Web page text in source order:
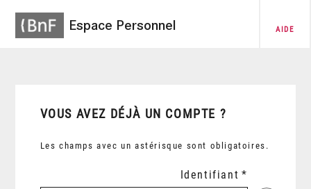
Espace Personnel AIDE
VOUS AVEZ DÉJÀ UN COMPTE ?
Les champs avec un astérisque sont obligatoires.
Identifiant